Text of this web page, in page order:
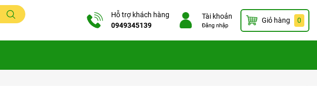
Hỗ trợ khách hàng
0949345139
Tài khoản
Đăng nhập
Giỏ hàng 0